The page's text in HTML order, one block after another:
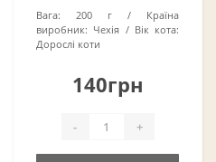
Вага: 200 г
Країна
виробник: Чехія
Вік кота:
Дорослі коти
140грн
- +